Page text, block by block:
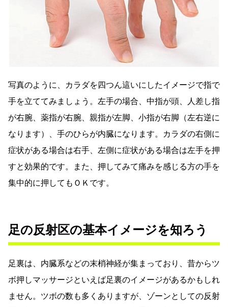
写真のように、カラダを四つん這いにしたイメージで指で
手を立ててみましょう。左手の場合、中指が頭、人差し指
が右腕、薬指が右腕、親指が左脚、小指が右脚（左右逆に
なります）、手のひらが内臓になります。カラダの右側に
症状がある場合は右手、左側に症状がある場合は左手を押
すと効果的です。また、押してみて痛みを感じる方の手を
集中的に押してもＯＫです。
足の反射区の基本イメージを知ろう
足裏は、内臓系などの末梢神経が集まっており、昔からツ
ボ押しマッサージといえば足裏のイメージがあるかもしれ
ません。ツボの数も多くありますが、ゾーンとしての反射